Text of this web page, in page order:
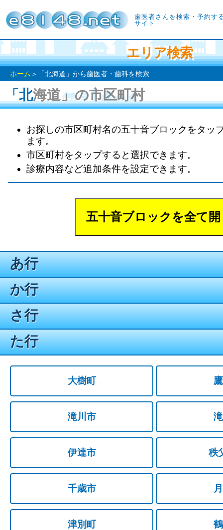
歯医者さんを検索・予約す
サイト
エリア検索
ホーム ＞「北海道」から歯医者・歯科を検索
「北海道」の市区町村
お探しの市区町村名の五十音ブロックをタッ
ます。
市区町村をタップすると選択できます。
診療内容など追加条件を設定できます。
あ行
か行
さ行
た行
大樹町
滝川市
伊達市 秩
千歳市
津別町